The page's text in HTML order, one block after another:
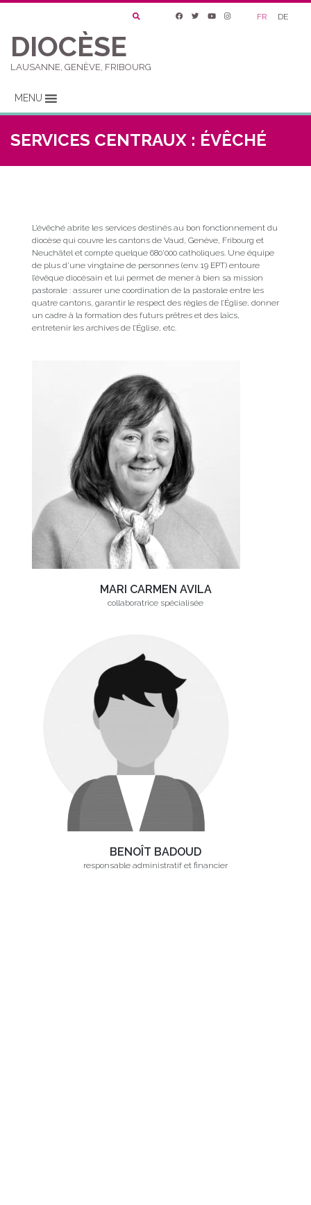
FR DE
DIOCÈSE
LAUSANNE, GENÈVE, FRIBOURG
MENU
SERVICES CENTRAUX : ÉVÊCHÉ
L’évêché abrite les services destinés au bon fonctionnement du
diocèse qui couvre les cantons de Vaud, Genève, Fribourg et
Neuchâtel et compte quelque 680’000 catholiques. Une équipe
de plus d’une vingtaine de personnes (env. 19 EPT) entoure
l’évêque diocésain et lui permet de mener à bien sa mission
pastorale : assurer une coordination de la pastorale entre les
quatre cantons, garantir le respect des règles de l’Église, donner
un cadre à la formation des futurs prêtres et des laïcs,
entretenir les archives de l’Église, etc.
MARI CARMEN AVILA
collaboratrice spécialisée
BENOÎT BADOUD
responsable administratif et financier